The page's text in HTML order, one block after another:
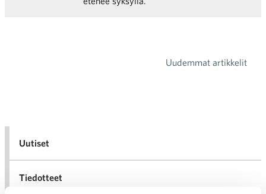
Uudemmat artikkelit
Uutiset
Tiedotteet